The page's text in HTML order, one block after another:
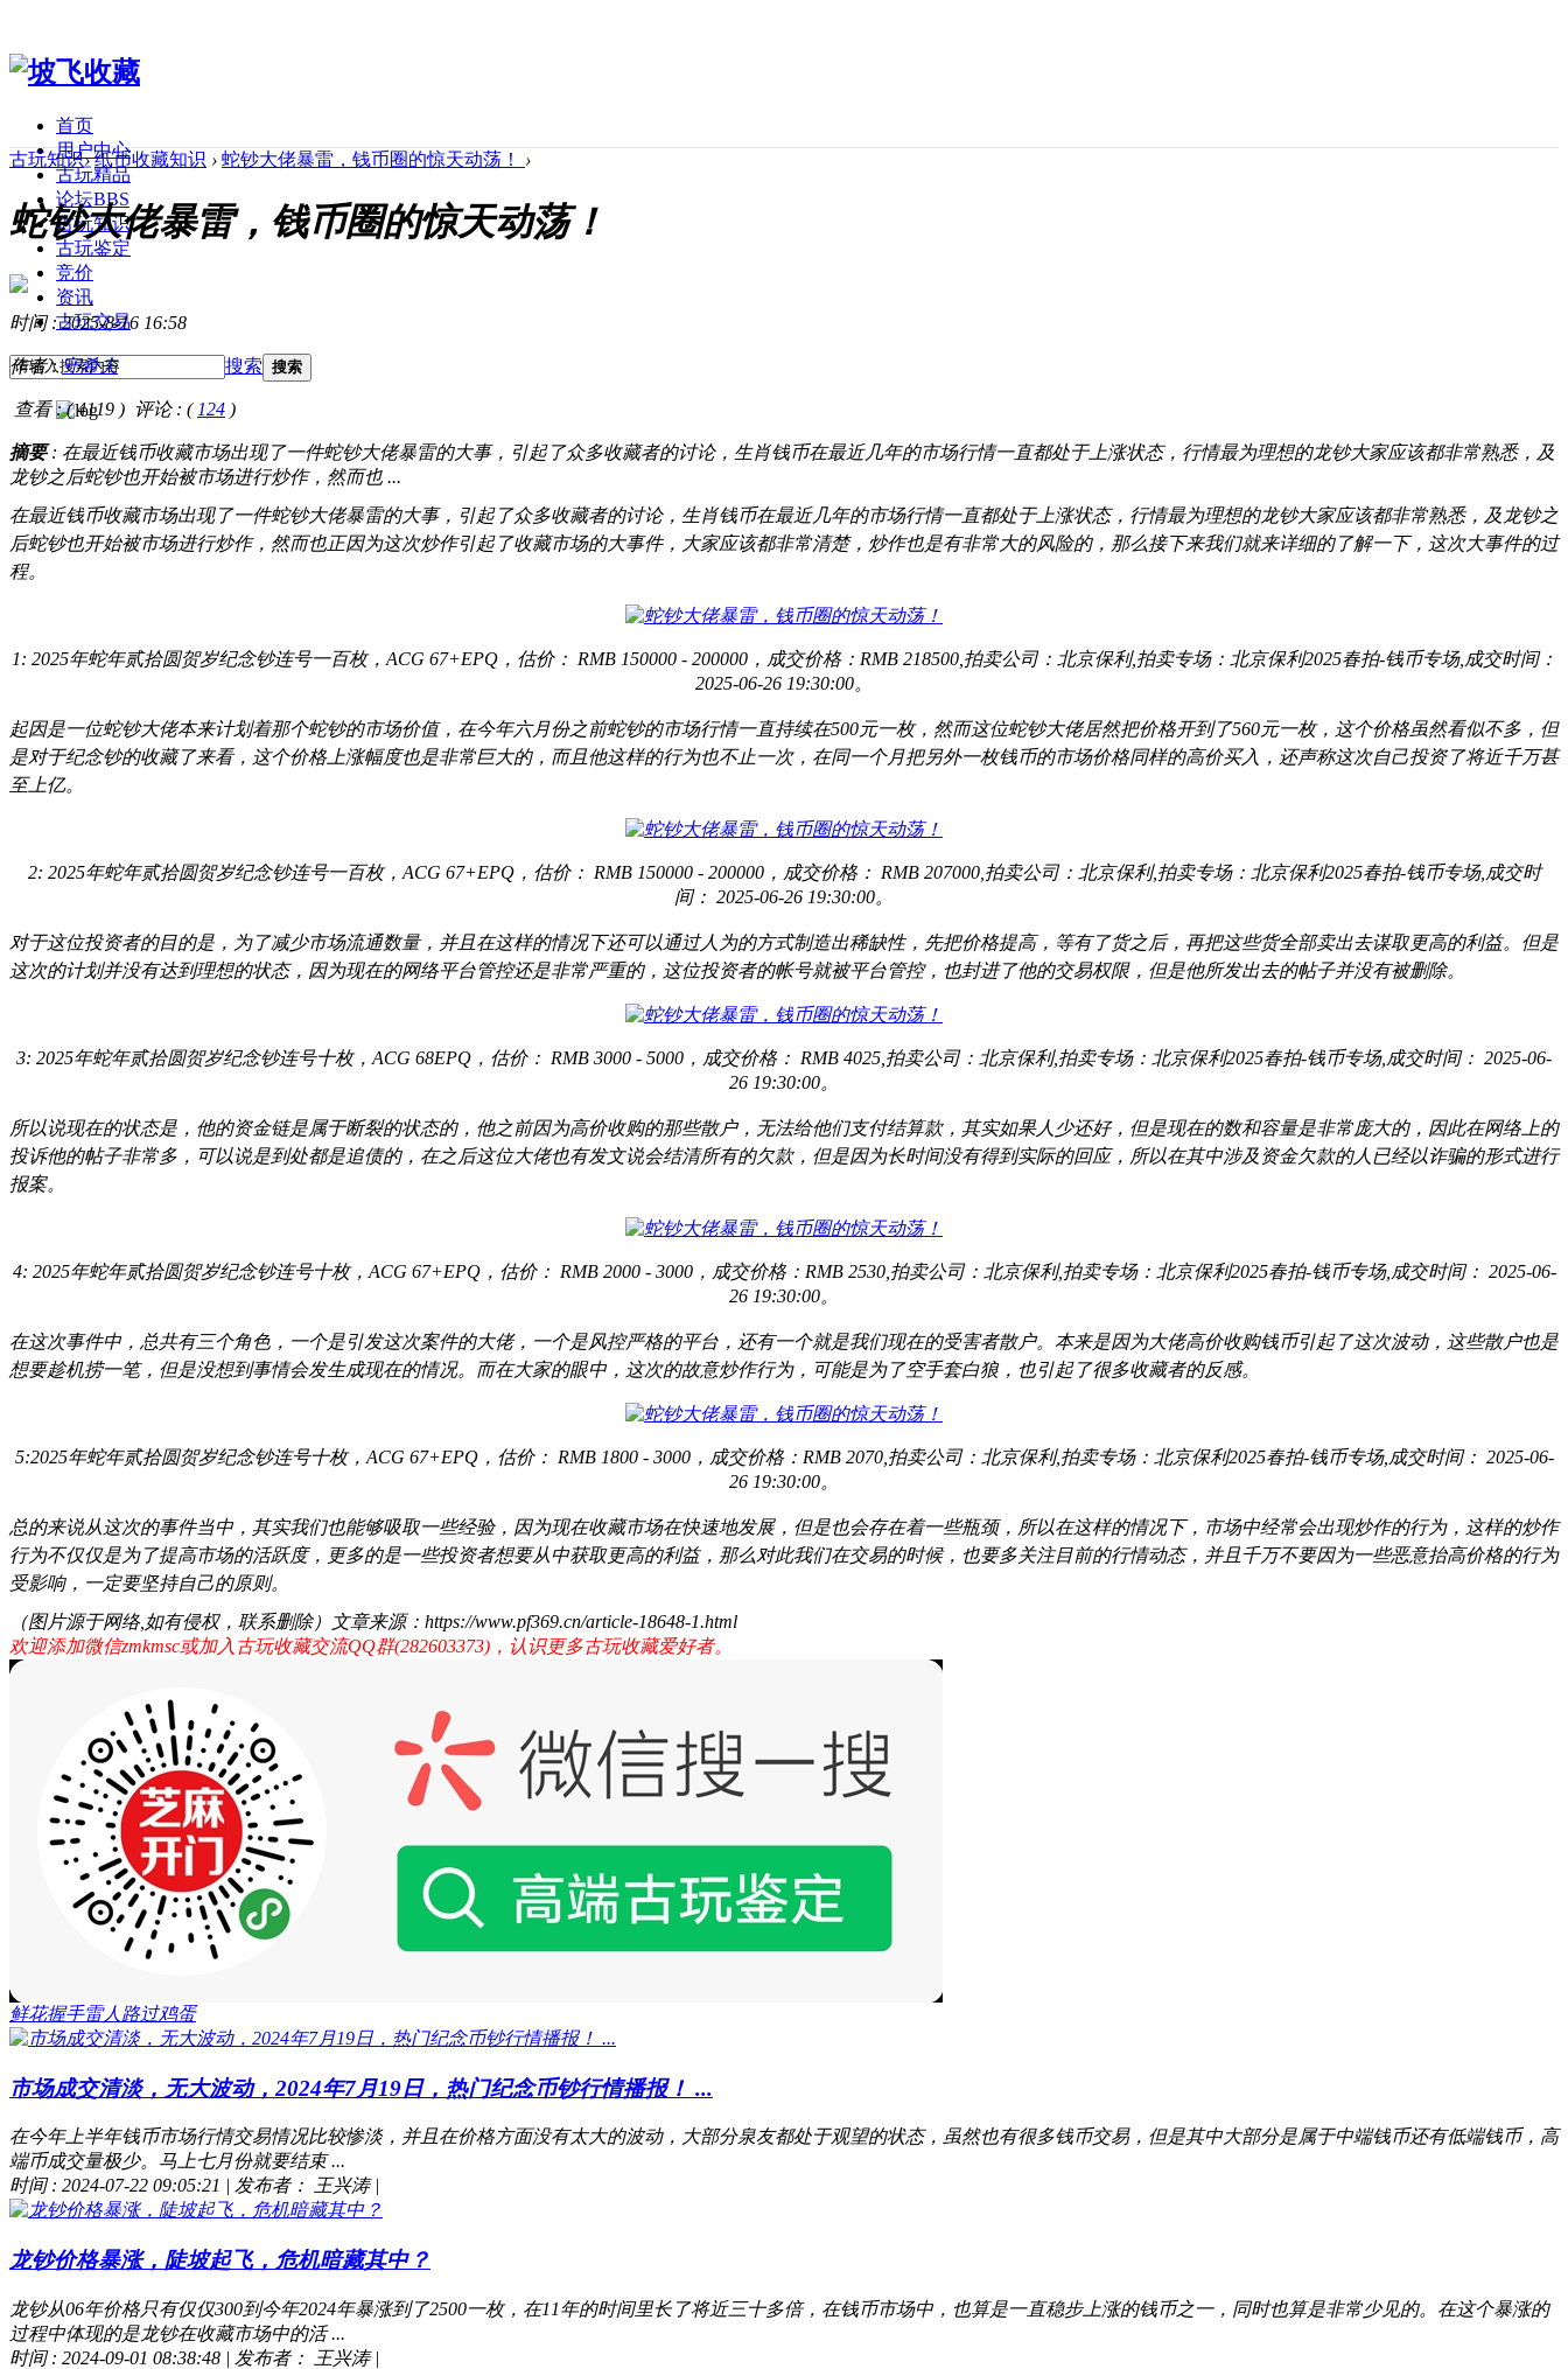
首页
用户中心
古玩精品
论坛BBS
古玩知识
古玩鉴定
竞价
资讯
古玩交易
搜索 搜索
古玩知识› 纸币收藏知识 › 蛇钞大佬暴雷，钱币圈的惊天动荡！ ›
蛇钞大佬暴雷，钱币圈的惊天动荡！
时间 : 2025-8-16 16:58
作者 :守希夫
查看 : (4119 ) 评论 : ( 124 )
摘要: 在最近钱币收藏市场出现了一件蛇钞大佬暴雷的大事，引起了众多收藏者的讨论，生肖钱币在最近几年的市场行情一直都处于上涨状态，行情最为理想的龙钞大家应该都非常熟悉，及
龙钞之后蛇钞也开始被市场进行炒作，然而也 ...
在最近钱币收藏市场出现了一件蛇钞大佬暴雷的大事，引起了众多收藏者的讨论，生肖钱币在最近几年的市场行情一直都处于上涨状态，行情最为理想的龙钞大家应该都非常熟悉，及龙钞之
后蛇钞也开始被市场进行炒作，然而也正因为这次炒作引起了收藏市场的大事件，大家应该都非常清楚，炒作也是有非常大的风险的，那么接下来我们就来详细的了解一下，这次大事件的过
程。
1: 2025年蛇年贰拾圆贺岁纪念钞连号一百枚，ACG 67+EPQ，估价： RMB 150000 - 200000，成交价格：RMB 218500,拍卖公司：北京保利,拍卖专场：北京保利2025春拍-钱币专场,成交时间：
2025-06-26 19:30:00。
起因是一位蛇钞大佬本来计划着那个蛇钞的市场价值，在今年六月份之前蛇钞的市场行情一直持续在500元一枚，然而这位蛇钞大佬居然把价格开到了560元一枚，这个价格虽然看似不多，但
是对于纪念钞的收藏了来看，这个价格上涨幅度也是非常巨大的，而且他这样的行为也不止一次，在同一个月把另外一枚钱币的市场价格同样的高价买入，还声称这次自己投资了将近千万甚
至上亿。
2: 2025年蛇年贰拾圆贺岁纪念钞连号一百枚，ACG 67+EPQ，估价： RMB 150000 - 200000，成交价格： RMB 207000,拍卖公司：北京保利,拍卖专场：北京保利2025春拍-钱币专场,成交时
间： 2025-06-26 19:30:00。
对于这位投资者的目的是，为了减少市场流通数量，并且在这样的情况下还可以通过人为的方式制造出稀缺性，先把价格提高，等有了货之后，再把这些货全部卖出去谋取更高的利益。但是
这次的计划并没有达到理想的状态，因为现在的网络平台管控还是非常严重的，这位投资者的帐号就被平台管控，也封进了他的交易权限，但是他所发出去的帖子并没有被删除。
3: 2025年蛇年贰拾圆贺岁纪念钞连号十枚，ACG 68EPQ，估价： RMB 3000 - 5000，成交价格： RMB 4025,拍卖公司：北京保利,拍卖专场：北京保利2025春拍-钱币专场,成交时间： 2025-06-
26 19:30:00。
所以说现在的状态是，他的资金链是属于断裂的状态的，他之前因为高价收购的那些散户，无法给他们支付结算款，其实如果人少还好，但是现在的数和容量是非常庞大的，因此在网络上的
投诉他的帖子非常多，可以说是到处都是追债的，在之后这位大佬也有发文说会结清所有的欠款，但是因为长时间没有得到实际的回应，所以在其中涉及资金欠款的人已经以诈骗的形式进行
报案。
4: 2025年蛇年贰拾圆贺岁纪念钞连号十枚，ACG 67+EPQ，估价： RMB 2000 - 3000，成交价格：RMB 2530,拍卖公司：北京保利,拍卖专场：北京保利2025春拍-钱币专场,成交时间： 2025-06-
26 19:30:00。
在这次事件中，总共有三个角色，一个是引发这次案件的大佬，一个是风控严格的平台，还有一个就是我们现在的受害者散户。本来是因为大佬高价收购钱币引起了这次波动，这些散户也是
想要趁机捞一笔，但是没想到事情会发生成现在的情况。而在大家的眼中，这次的故意炒作行为，可能是为了空手套白狼，也引起了很多收藏者的反感。
5:2025年蛇年贰拾圆贺岁纪念钞连号十枚，ACG 67+EPQ，估价： RMB 1800 - 3000，成交价格：RMB 2070,拍卖公司：北京保利,拍卖专场：北京保利2025春拍-钱币专场,成交时间： 2025-06-
26 19:30:00。
总的来说从这次的事件当中，其实我们也能够吸取一些经验，因为现在收藏市场在快速地发展，但是也会存在着一些瓶颈，所以在这样的情况下，市场中经常会出现炒作的行为，这样的炒作
行为不仅仅是为了提高市场的活跃度，更多的是一些投资者想要从中获取更高的利益，那么对此我们在交易的时候，也要多关注目前的行情动态，并且千万不要因为一些恶意抬高价格的行为
受影响，一定要坚持自己的原则。
（图片源于网络,如有侵权，联系删除）文章来源：https://www.pf369.cn/article-18648-1.html
欢迎添加微信zmkmsc或加入古玩收藏交流QQ群(282603373)，认识更多古玩收藏爱好者。
鲜花握手雷人 路过鸡蛋
市场成交清淡，无大波动，2024年7月19日，热门纪念币钞行情播报！ ...
在今年上半年钱币市场行情交易情况比较惨淡，并且在价格方面没有太大的波动，大部分泉友都处于观望的状态，虽然也有很多钱币交易，但是其中大部分是属于中端钱币还有低端钱币，高
端币成交量极少。马上七月份就要结束 ...
时间 : 2024-07-22 09:05:21 | 发布者： 王兴涛 |
龙钞价格暴涨，陡坡起飞，危机暗藏其中？
龙钞从06年价格只有仅仅300到今年2024年暴涨到了2500一枚，在11年的时间里长了将近三十多倍，在钱币市场中，也算是一直稳步上涨的钱币之一，同时也算是非常少见的。在这个暴涨的
过程中体现的是龙钞在收藏市场中的活 ...
时间 : 2024-09-01 08:38:48 | 发布者： 王兴涛 |